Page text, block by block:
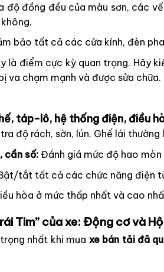
độ đồng đều của màu sơn, các
bảo tất cả các cửa kính, đèn
là điểm cực kỳ quan trọng. Hãy
va chạm mạnh và được sửa
táp-lô, hệ thống điện, điều
độ rách, sờn, lún. Ghế lái
cần số: Đánh giá mức độ hao
tắt tất cả các chức năng điện
hòa ở mức thấp nhất và cao
Tim” của xe: Động cơ và
nhất khi mua xe bán tải đã